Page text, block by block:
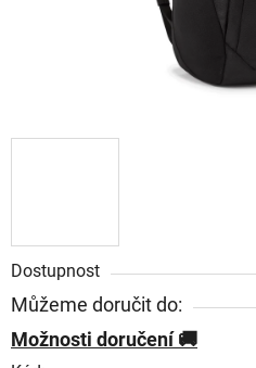
Dostupnost
Můžeme doručit do:
Možnosti doručení